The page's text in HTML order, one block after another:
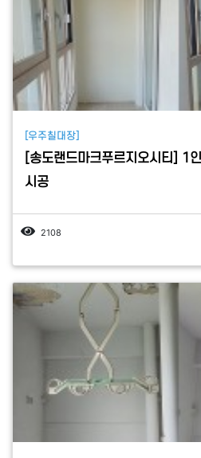
[우주칠대장]
[송도랜드마크푸르지오시티] 1
시공
2108